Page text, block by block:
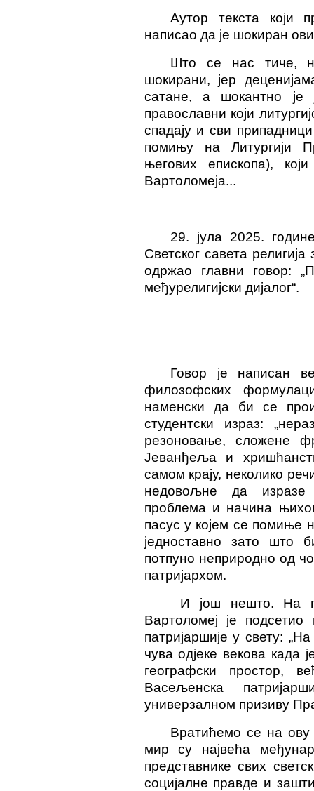
Аутор текста који
написао да је шокиран
Што се нас тиче,
шокирани, јер
сатане, а шокантно је
православни који
спадају и сви
помињу на Литургији
његових епископа),
Вартоломеја...
29. јула 2025.
Светског савета
одржао главни говор:
међурелигијски дијалог“.
Говор је написан
филозофских
наменски да би се
студентски израз:
резоновање, сложене
Јеванђеља и
самом крају, неколико
недовољне да изразе
проблема и начина
пасус у којем се помиње
једноставно зато што
потпуно неприродно од
патријархом.
И још нешто. На
Вартоломеј је подсетио
патријаршије у свету:
чува одјеке векова када
географски простор,
Васељенска
универзалном призиву
Вратићемо се на ову
мир су највећа
представнике свих
социјалне правде и